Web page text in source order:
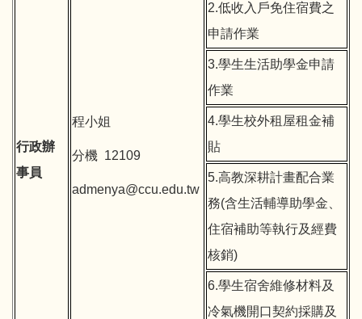
行政辦
事員
程小姐
分機 12109
admenya@ccu.edu.tw
2.低收入戶免住宿費之
申請作業
3.學生生活助學金申請
作業
4.學生校外租屋租金補
貼
5.高教深耕計畫配合業
務(含生活輔導助學金、
住宿補助等執行及經費
核銷)
6.學生宿舍維修材料及
冷氣機開口契約採購及